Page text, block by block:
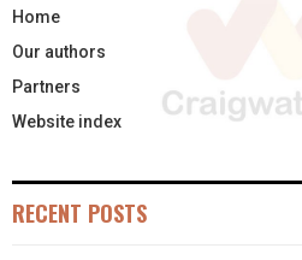
Home
Our authors
Partners
Website index
RECENT POSTS